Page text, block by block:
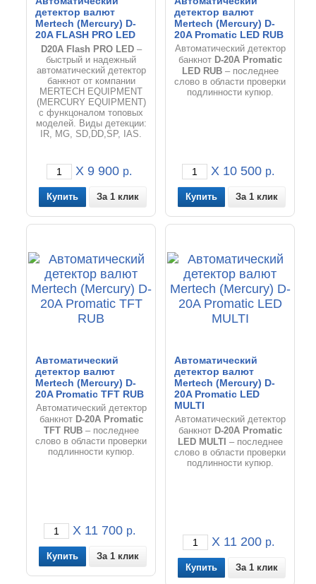
детектор валют
Mertech (Mercury) D-
20A FLASH PRO LED
D20A Flash PRO LED–
быстрый и надежный
автоматический детектор
банкнот от компании
MERTECH EQUIPMENT
(MERCURY EQUIPMENT)
с функцоналом топовых
моделей. Виды детекции:
IR, MG, SD,DD,SP, IAS.
X 9 900 р.
За 1 клик
детектор валют
Mertech (Mercury) D-
20A Promatic LED RUB
Автоматический детектор
банкнот D-20A Promatic
LED RUB– последнее
слово в области проверки
подлинности купюр.
X 10 500 р.
За 1 клик
Автоматический
детектор валют
Mertech (Mercury) D-
20A Promatic TFT RUB
Автоматический детектор
банкнот D-20A Promatic
TFT RUB– последнее
слово в области проверки
подлинности купюр.
X 11 700 р.
За 1 клик
Автоматический
детектор валют
Mertech (Mercury) D-
20A Promatic LED
MULTI
Автоматический детектор
банкнот D-20A Promatic
LED MULTI – последнее
слово в области проверки
подлинности купюр.
X 11 200 р.
За 1 клик